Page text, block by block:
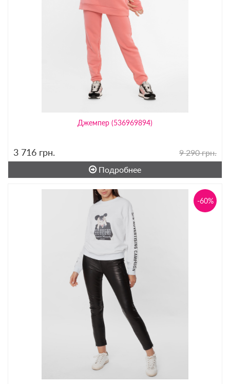
Джемпер (536969894)
3 716 грн.
9 290 грн.
Подробнее
-60%